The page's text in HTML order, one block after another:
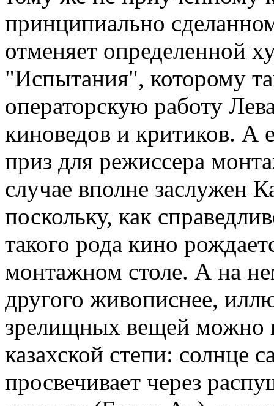
принципиально
отменяет определенной
"Испытания", которому
операторскую работу
киноведов и критиков.
приз для режиссера
случае вполне заслужен
поскольку, как
такого рода кино
монтажном столе. А на
другого живописнее,
зрелищных вещей можно
казахской степи: солнце
просвечивает через